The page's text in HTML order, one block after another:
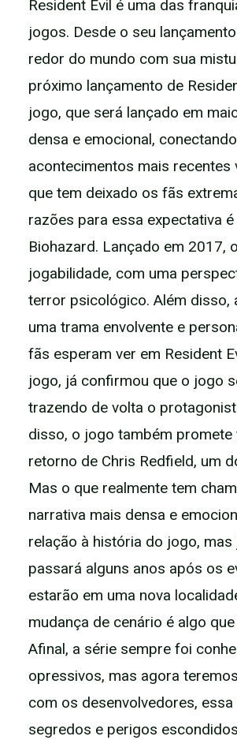
Resident Evil é uma das
jogos. Desde o seu
redor do mundo com sua
próximo lançamento de
jogo, que será lançado em
densa e emocional,
acontecimentos mais recentes
que tem deixado os fãs
razões para essa expectativa
Biohazard. Lançado em 2017,
jogabilidade, com uma
terror psicológico. Além
uma trama envolvente e
fãs esperam ver em Resident
jogo, já confirmou que o jogo
trazendo de volta o
disso, o jogo também
retorno de Chris Redfield, um
Mas o que realmente tem
narrativa mais densa e
relação à história do jogo,
passará alguns anos após os
estarão em uma nova
mudança de cenário é algo
Afinal, a série sempre foi
opressivos, mas agora
com os desenvolvedores,
segredos e perigos